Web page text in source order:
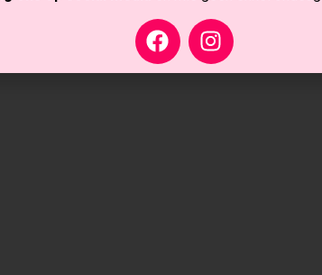
vochtige geur die alles zachter maakt—blijft op